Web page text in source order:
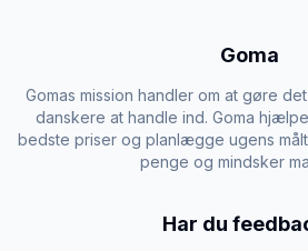
Goma
Gomas mission handler om at gøre
danskere at handle ind. Goma
bedste priser og planlægge ugens
penge og mindsker
Har du